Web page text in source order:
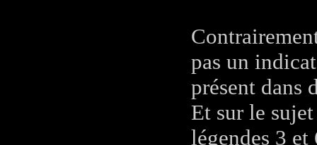
pas un
présent dans
Et sur le
légendes 3